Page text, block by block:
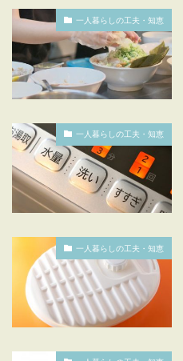
一人暮らしの工夫・知恵
一人暮らしの工夫・知恵
一人暮らしの工夫・知恵